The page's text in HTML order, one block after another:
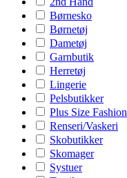
Børnesko
Børnetøj
Dametøj
Garnbutik
Herretøj
Lingerie
Pelsbutikker
Plus Size Fashion
Renseri/Vaskeri
Skobutikker
Skomager
Systuer